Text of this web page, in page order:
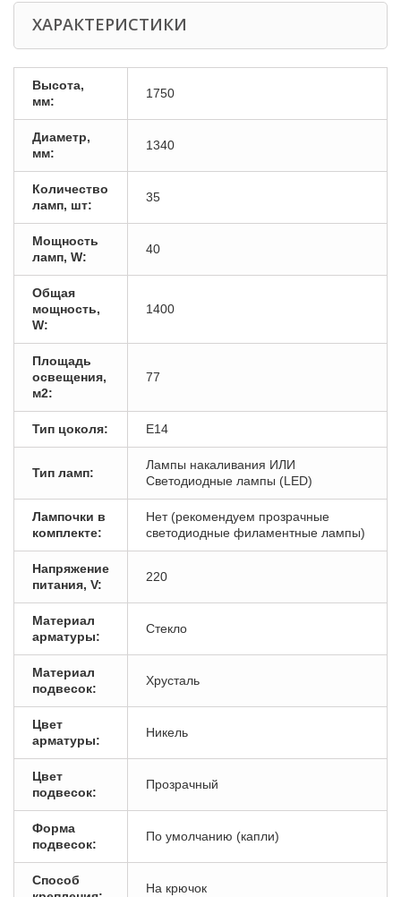
ХАРАКТЕРИСТИКИ
Высота,
мм:
1750
Диаметр,
мм:
1340
Количество
ламп, шт:
35
Мощность
ламп, W:
40
Общая
мощность,
W:
1400
Площадь
освещения,
м2:
77
Тип цоколя: E14
Тип ламп:
Лампы накаливания ИЛИ
Светодиодные лампы (LED)
Лампочки в
комплекте:
Нет (рекомендуем прозрачные
светодиодные филаментные лампы)
Напряжение
питания, V:
220
Материал
арматуры:
Стекло
Материал
подвесок:
Хрусталь
Цвет
арматуры:
Никель
Цвет
подвесок:
Прозрачный
Форма
подвесок:
По умолчанию (капли)
Способ
На крючок